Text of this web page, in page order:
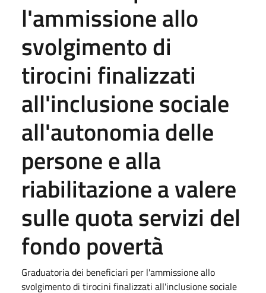
l'ammissione allo
svolgimento di
tirocini finalizzati
all'inclusione sociale
all'autonomia delle
persone e alla
riabilitazione a valere
sulle quota servizi del
fondo povertà
Graduatoria dei beneficiari per l'ammissione allo
svolgimento di tirocini finalizzati all'inclusione sociale